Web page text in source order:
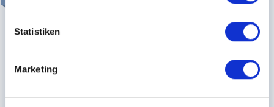
Statistiken
Marketing